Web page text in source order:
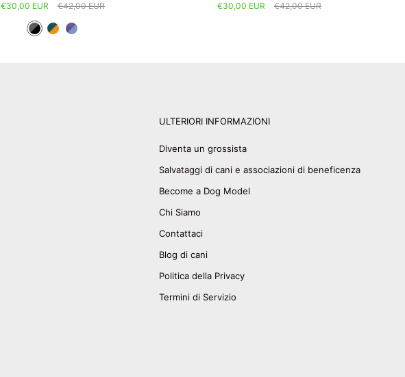
€30,00 EUR
€42,00 EUR
€30,00 EUR
€42,00 EUR
ULTERIORI INFORMAZIONI
Diventa un grossista
Salvataggi di cani e associazioni di beneficenza
Become a Dog Model
Chi Siamo
Contattaci
Blog di cani
Politica della Privacy
Termini di Servizio